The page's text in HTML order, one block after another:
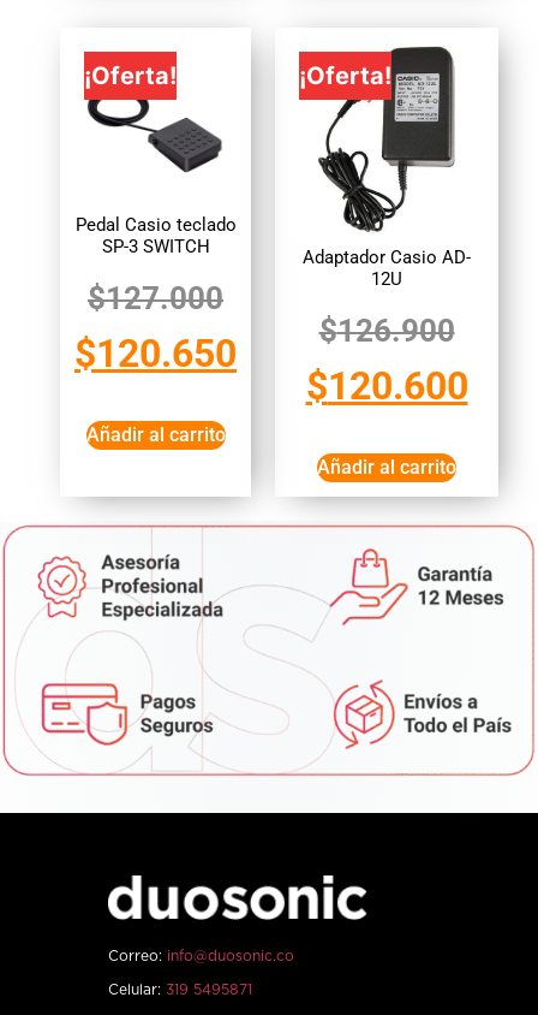
¡Oferta!
Pedal Casio teclado
SP-3 SWITCH
$127.000
$120.650
Añadir al carrito
¡Oferta!
Adaptador Casio AD-
12U
$126.900
$120.600
Añadir al carrito
Correo: info@duosonic.co
Celular: 319 5495871